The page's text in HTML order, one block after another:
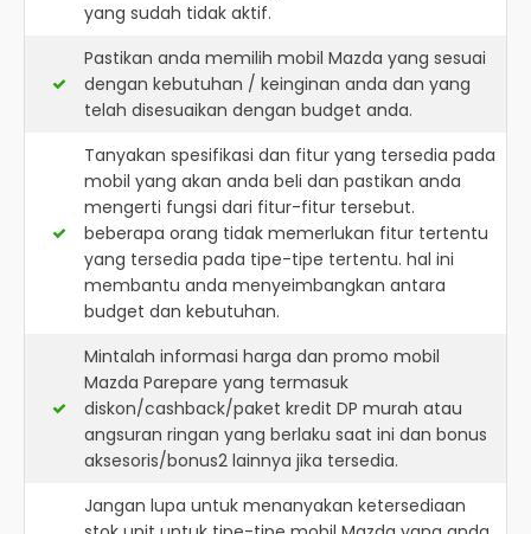
yang sudah tidak aktif.
Pastikan anda memilih mobil Mazda yang sesuai
dengan kebutuhan / keinginan anda dan yang
telah disesuaikan dengan budget anda.
Tanyakan spesifikasi dan fitur yang tersedia pada
mobil yang akan anda beli dan pastikan anda
mengerti fungsi dari fitur-fitur tersebut.
beberapa orang tidak memerlukan fitur tertentu
yang tersedia pada tipe-tipe tertentu. hal ini
membantu anda menyeimbangkan antara
budget dan kebutuhan.
Mintalah informasi harga dan promo mobil
Mazda Parepare yang termasuk
diskon/cashback/paket kredit DP murah atau
angsuran ringan yang berlaku saat ini dan bonus
aksesoris/bonus2 lainnya jika tersedia.
Jangan lupa untuk menanyakan ketersediaan